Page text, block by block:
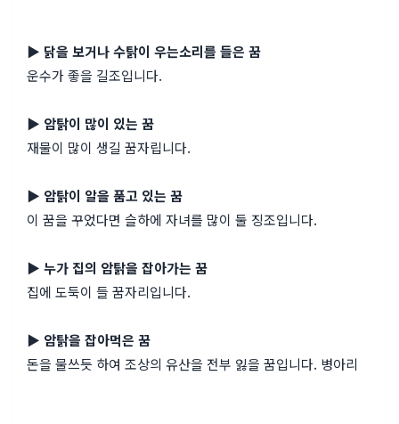
▶ 닭을 보거나 수탉이 우는소리를 들은 꿈
운수가 좋을 길조입니다.
▶ 암탉이 많이 있는 꿈
재물이 많이 생길 꿈자립니다.
▶ 암탉이 알을 품고 있는 꿈
이 꿈을 꾸었다면 슬하에 자녀를 많이 둘 징조입니다.
▶ 누가 집의 암탉을 잡아가는 꿈
집에 도둑이 들 꿈자리입니다.
▶ 암탉을 잡아먹은 꿈
돈을 물쓰듯 하여 조상의 유산을 전부 잃을 꿈입니다. 병아리